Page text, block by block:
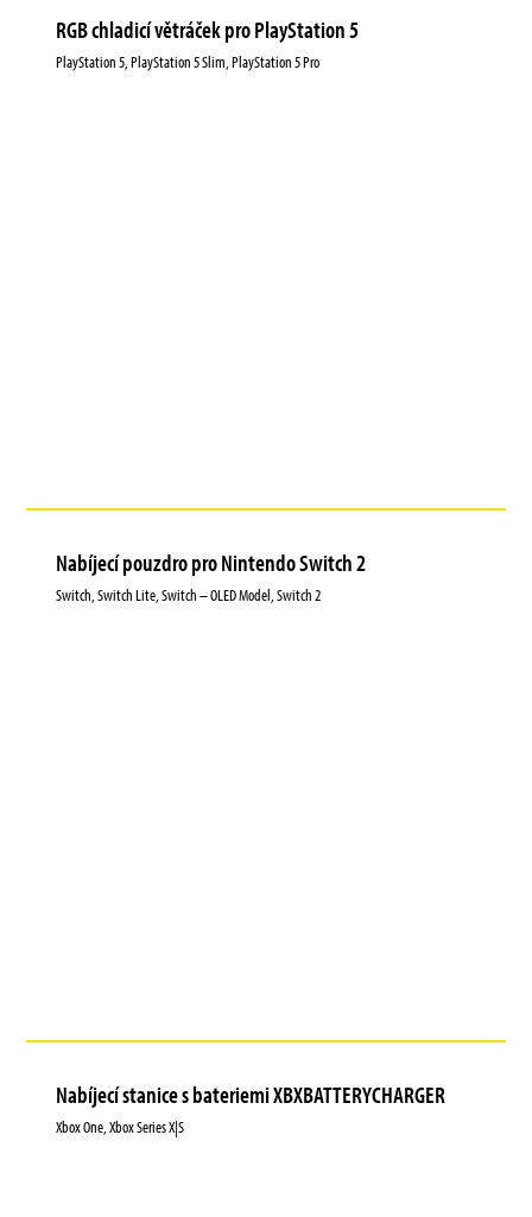
RGB chladicí větráček pro PlayStation 5
PlayStation 5, PlayStation 5 Slim, PlayStation 5 Pro
Nabíjecí pouzdro pro Nintendo Switch 2
Switch, Switch Lite, Switch – OLED Model, Switch 2
Nabíjecí stanice s bateriemi XBXBATTERYCHARGER
Xbox One, Xbox Series X|S